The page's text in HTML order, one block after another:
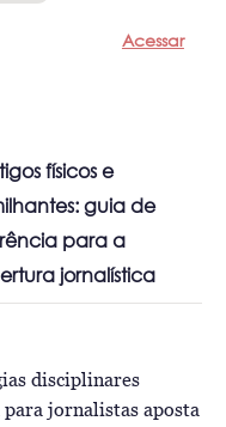
Acessar
físicos e
guia de
para a
jornalística
disciplinares
jornalistas aposta